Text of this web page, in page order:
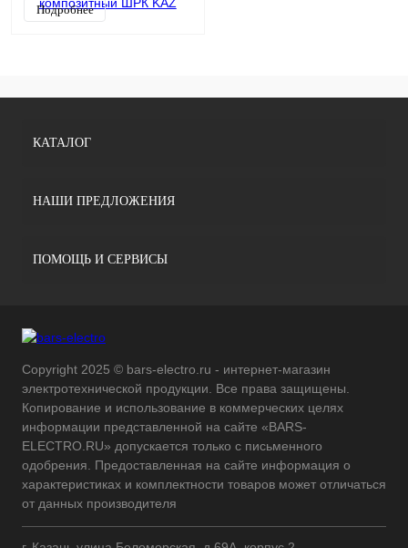
Подробнее
КАТАЛОГ
НАШИ ПРЕДЛОЖЕНИЯ
ПОМОЩЬ И СЕРВИСЫ
Copyright 2025 © bars-electro.ru - интернет-магазин
электротехнической продукции. Все права защищены.
Копирование и использование в коммерческих целях
информации представленной на сайте «BARS-
ELECTRO.RU» допускается только с письменного
одобрения. Предоставленная на сайте информация о
характеристиках и комплектности товаров может отличаться
от данных производителя